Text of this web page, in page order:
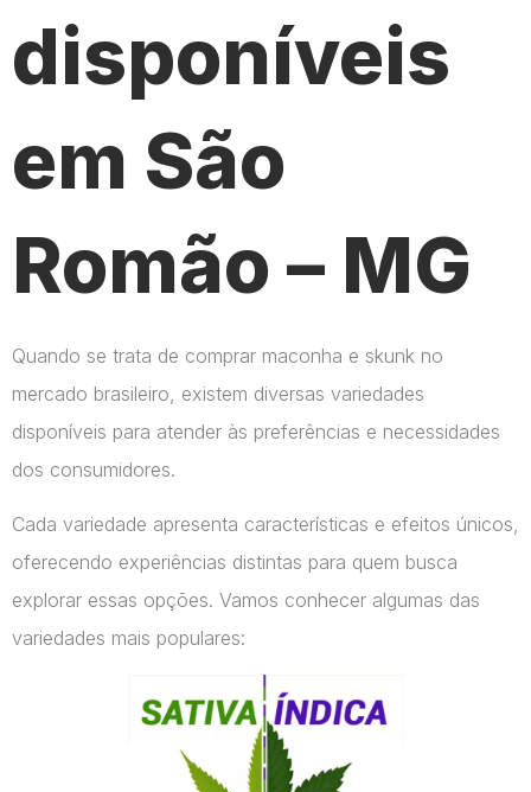
disponíveis
em São
Romão – MG
Quando se trata de comprar maconha e skunk no
mercado brasileiro, existem diversas variedades
disponíveis para atender às preferências e necessidades
dos consumidores.
Cada variedade apresenta características e efeitos únicos,
oferecendo experiências distintas para quem busca
explorar essas opções. Vamos conhecer algumas das
variedades mais populares: